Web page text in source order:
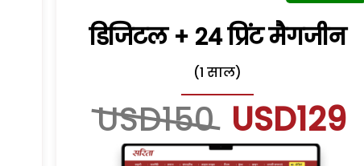
डिजिटल + 24 प्रिंट मैगजीन
(1 साल)
USD150 USD129